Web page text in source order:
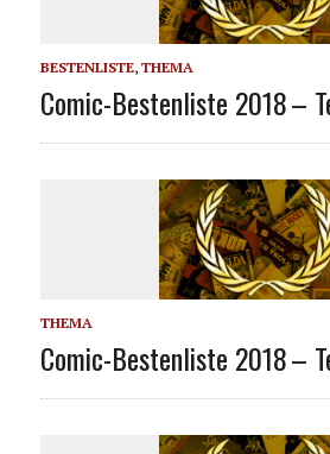
BESTENLISTE, THEMA
Comic-Bestenliste 2018 –
THEMA
Comic-Bestenliste 2018 –